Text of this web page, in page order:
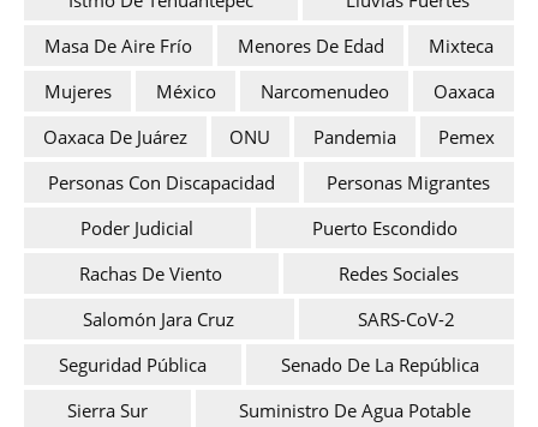
Masa De Aire Frío
Menores De Edad
Mixteca
Mujeres
México Narcomenudeo
Oaxaca
Oaxaca De Juárez
ONU Pandemia
Pemex
Personas Con Discapacidad
Personas Migrantes
Poder Judicial
Puerto Escondido
Rachas De Viento
Redes Sociales
Salomón Jara Cruz
SARS-CoV-2
Seguridad Pública
Senado De La República
Sierra Sur
Suministro De Agua Potable